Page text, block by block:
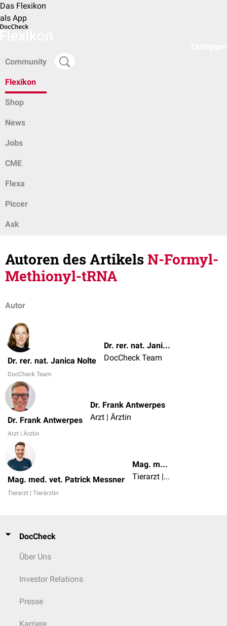
Das Flexikon
als App
Community
Flexikon
Shop
News
Jobs
CME
Flexa
Piccer
Ask
Autoren des ArtikelsN-Formyl-
Methionyl-tRNA
Autor
Dr. rer. nat. Janica Nolte
DocCheck Team
Dr. rer. nat. Janica Nolte
DocCheck Team
Dr. Frank Antwerpes
Arzt | Ärztin
Dr. Frank Antwerpes
Arzt | Ärztin
Mag. med. vet. Patrick Messner
Tierarzt | Tierärztin
Mag. med. vet. Patrick Messner
Tierarzt | Tierärztin
DocCheck
Über Uns
Investor Relations
Presse
Karriere